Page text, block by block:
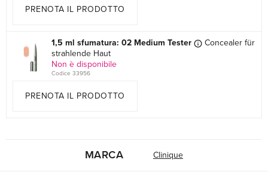
PRENOTA IL PRODOTTO
1,5 ml sfumatura: 02 Medium Tester
Concealer für
strahlende Haut
Non è disponibile
Codice 33956
PRENOTA IL PRODOTTO
MARCA Clinique